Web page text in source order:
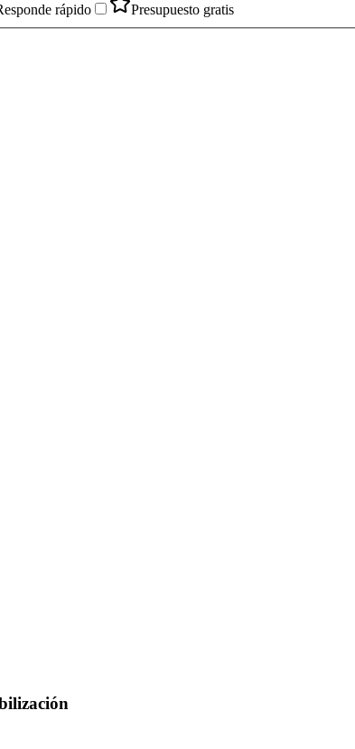
rápido Presupuesto gratis